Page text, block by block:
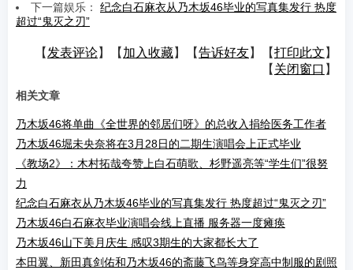
下一篇娱乐： 纪念白石麻衣从乃木坂46毕业的写真集发行 热度
超过“鬼灭之刃”
【 发表评论】【 加入收藏】【告诉好友】【打印此文 】
【 关闭窗口 】
相关文章
乃木坂46将单曲《全世界的邻居们呀》的总收入捐给医务工作者
乃木坂46堀未央奈将在3月28日的二期生演唱会上正式毕业
《教场2》：木村拓哉夸赞上白石萌歌、杉野遥亮等“学生们”很努
力
纪念白石麻衣从乃木坂46毕业的写真集发行 热度超过“鬼灭之刃”
乃木坂46白石麻衣毕业演唱会线上直播 服务器一度瘫痪
乃木坂46山下美月庆生 感叹3期生的大家都长大了
本田翼、新田真剑佑和乃木坂46的斋藤飞鸟等身穿高中制服的剧照